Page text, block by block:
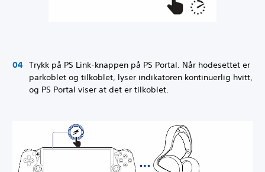
Trykk på PS Link-knappen på PS Portal. Når hodesettet er
parkoblet og tilkoblet, lyser indikatoren kontinuerlig hvitt,
og PS Portal viser at det er tilkoblet.